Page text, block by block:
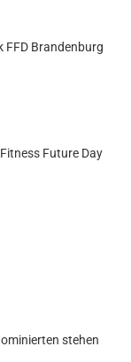
FFD Brandenburg
Future Day
stehen